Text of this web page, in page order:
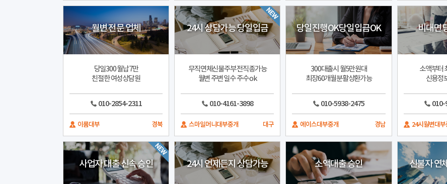
월변 전문 업체
당일300 월납7만
친절한 여성상담원
010-2854-2311
이룸대부 경북
24시 상담가능 당일입금
무직연체신불주부 전직종가능
월변 주변 일수 주수 ok
010-4161-3898
스마일머니대부중개 대구
당일진행OK당일입금OK
300대출시 월5만원대
최장60개월분활상환가능
010-5938-2475
에이스대부중개 경남
비대면
소액부터
신용정
010-
24시월변대부
사업자 대출 신속 승인 24시 언제든지 상담가능 소액대출 승인 신불자 연